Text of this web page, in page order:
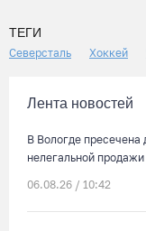
ТЕГИ
Северсталь Хоккей
Лента новостей
В Вологде пресечена
нелегальной продажи
06.08.26 / 10:42